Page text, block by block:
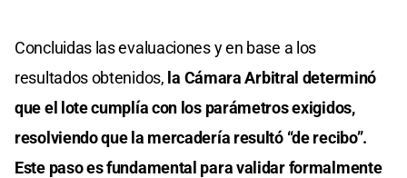
Concluidas las evaluaciones y en base a los
resultados obtenidos, la Cámara Arbitral determinó
que el lote cumplía con los parámetros exigidos,
resolviendo que la mercadería resultó “de recibo”.
Este paso es fundamental para validar formalmente